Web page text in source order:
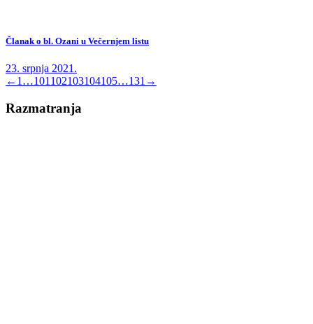
Članak o bl. Ozani u Večernjem listu
23. srpnja 2021.
← 1 …101 102103104105…131 →
Razmatranja